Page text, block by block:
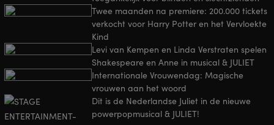
Twee maanden na premiere: 200.000 tickets
verkocht voor Harry Potter en het Vervloekte
Kind
Levi van Kempen en Linda Verstraten spelen
Shakespeare en Anne in musical & JULIET
Internationale Vrouwendag: Magische
vrouwen aan het woord
Dit is de Nederlandse Juliet in de nieuwe
powerpopmusical & JULIET!